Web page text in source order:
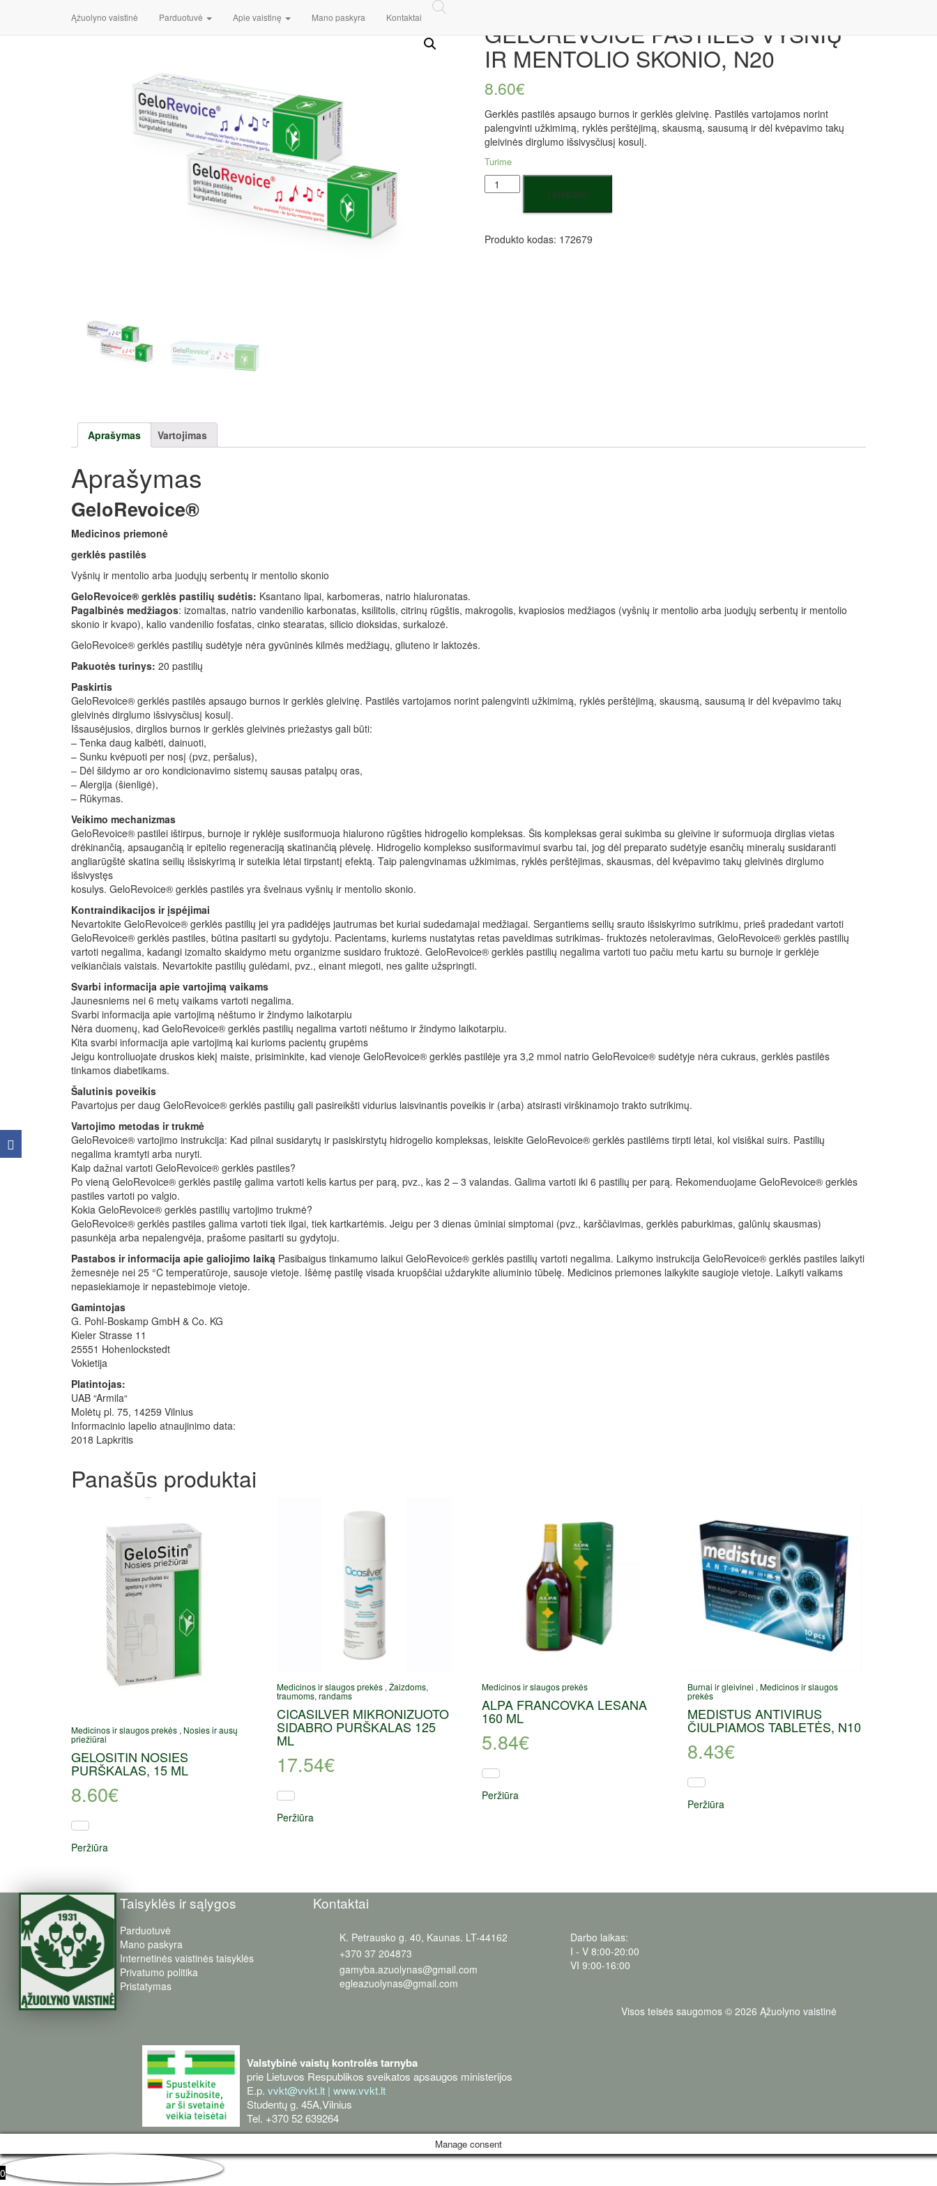
Ąžuolyno vaistinė Parduotuvė Apie vaistinę Mano paskyra Kontaktai
/ GELOREVOICE PASTILĖS VYŠNIŲ IR MENTOLIO SKONIO, N20
GELOREVOICE PASTILĖS VYŠNIŲ
IR MENTOLIO SKONIO, N20
8.60€
Gerklės pastilės apsaugo burnos ir gerklės gleivinę. Pastilės vartojamos norint
palengvinti užkimimą, ryklės perštėjimą, skausmą, sausumą ir dėl kvėpavimo takų
gleivinės dirglumo išsivysčiusį kosulį.
Turime
Į krepšelį
Produkto kodas: 172679
Aprašymas Vartojimas
Aprašymas
GeloRevoice®
Medicinos priemonė
gerklės pastilės
Vyšnių ir mentolio arba juodųjų serbentų ir mentolio skonio
GeloRevoice® gerklės pastilių sudėtis: Ksantano lipai, karbomeras, natrio hialuronatas.
Pagalbinės medžiagos: izomaltas, natrio vandenilio karbonatas, ksilitolis, citrinų rūgštis, makrogolis, kvapiosios medžiagos (vyšnių ir mentolio arba juodųjų serbentų ir mentolio
skonio ir kvapo), kalio vandenilio fosfatas, cinko stearatas, silicio dioksidas, surkalozė.
GeloRevoice® gerklės pastilių sudėtyje nėra gyvūninės kilmės medžiagų, gliuteno ir laktozės.
Pakuotės turinys: 20 pastilių
Paskirtis
GeloRevoice® gerklės pastilės apsaugo burnos ir gerklės gleivinę. Pastilės vartojamos norint palengvinti užkimimą, ryklės perštėjimą, skausmą, sausumą ir dėl kvėpavimo takų
gleivinės dirglumo išsivysčiusį kosulį.
Išsausėjusios, dirglios burnos ir gerklės gleivinės priežastys gali būti:
– Tenka daug kalbėti, dainuoti,
– Sunku kvėpuoti per nosį (pvz, peršalus),
– Dėl šildymo ar oro kondicionavimo sistemų sausas patalpų oras,
– Alergija (šienligė),
– Rūkymas.
Veikimo mechanizmas
GeloRevoice® pastilei ištirpus, burnoje ir ryklėje susiformuoja hialurono rūgšties hidrogelio kompleksas. Šis kompleksas gerai sukimba su gleivine ir suformuoja dirglias vietas
drėkinančią, apsaugančią ir epitelio regeneraciją skatinančią plėvelę. Hidrogelio komplekso susiformavimui svarbu tai, jog dėl preparato sudėtyje esančių mineralų susidaranti
angliarūgštė skatina seilių išsiskyrimą ir suteikia lėtai tirpstantį efektą. Taip palengvinamas užkimimas, ryklės perštėjimas, skausmas, dėl kvėpavimo takų gleivinės dirglumo
išsivystęs
kosulys. GeloRevoice® gerklės pastilės yra švelnaus vyšnių ir mentolio skonio.
Kontraindikacijos ir įspėjimai
Nevartokite GeloRevoice® gerklės pastilių jei yra padidėjęs jautrumas bet kuriai sudedamajai medžiagai. Sergantiems seilių srauto išsiskyrimo sutrikimu, prieš pradedant vartoti
GeloRevoice® gerklės pastiles, būtina pasitarti su gydytoju. Pacientams, kuriems nustatytas retas paveldimas sutrikimas- fruktozės netoleravimas, GeloRevoice® gerklės pastilių
vartoti negalima, kadangi izomalto skaidymo metu organizme susidaro fruktozė. GeloRevoice® gerklės pastilių negalima vartoti tuo pačiu metu kartu su burnoje ir gerklėje
veikiančiais vaistais. Nevartokite pastilių gulėdami, pvz., einant miegoti, nes galite užspringti.
Svarbi informacija apie vartojimą vaikams
Jaunesniems nei 6 metų vaikams vartoti negalima.
Svarbi informacija apie vartojimą nėštumo ir žindymo laikotarpiu
Nėra duomenų, kad GeloRevoice® gerklės pastilių negalima vartoti nėštumo ir žindymo laikotarpiu.
Kita svarbi informacija apie vartojimą kai kurioms pacientų grupėms
Jeigu kontroliuojate druskos kiekį maiste, prisiminkite, kad vienoje GeloRevoice® gerklės pastilėje yra 3,2 mmol natrio GeloRevoice® sudėtyje nėra cukraus, gerklės pastilės
tinkamos diabetikams.
Šalutinis poveikis
Pavartojus per daug GeloRevoice® gerklės pastilių gali pasireikšti vidurius laisvinantis poveikis ir (arba) atsirasti virškinamojo trakto sutrikimų.
Vartojimo metodas ir trukmė
GeloRevoice® vartojimo instrukcija: Kad pilnai susidarytų ir pasiskirstytų hidrogelio kompleksas, leiskite GeloRevoice® gerklės pastilėms tirpti lėtai, kol visiškai suirs. Pastilių
negalima kramtyti arba nuryti.
Kaip dažnai vartoti GeloRevoice® gerklės pastiles?
Po vieną GeloRevoice® gerklės pastilę galima vartoti kelis kartus per parą, pvz., kas 2 – 3 valandas. Galima vartoti iki 6 pastilių per parą. Rekomenduojame GeloRevoice® gerklės
pastiles vartoti po valgio.
Kokia GeloRevoice® gerklės pastilių vartojimo trukmė?
GeloRevoice® gerklės pastiles galima vartoti tiek ilgai, tiek kartkartėmis. Jeigu per 3 dienas ūminiai simptomai (pvz., karščiavimas, gerklės paburkimas, galūnių skausmas)
pasunkėja arba nepalengvėja, prašome pasitarti su gydytoju.
Pastabos ir informacija apie galiojimo laiką Pasibaigus tinkamumo laikui GeloRevoice® gerklės pastilių vartoti negalima. Laikymo instrukcija GeloRevoice® gerklės pastiles laikyti
žemesnėje nei 25 °C temperatūroje, sausoje vietoje. Išėmę pastilę visada kruopščiai uždarykite aliuminio tūbelę. Medicinos priemones laikykite saugioje vietoje. Laikyti vaikams
nepasiekiamoje ir nepastebimoje vietoje.
Gamintojas
G. Pohl-Boskamp GmbH & Co. KG
Kieler Strasse 11
25551 Hohenlockstedt
Vokietija
Platintojas:
UAB “Armila“
Molėtų pl. 75, 14259 Vilnius
Informacinio lapelio atnaujinimo data:
2018 Lapkritis
Panašūs produktai
Medicinos ir slaugos prekės , Nosies ir ausų
priežiūrai
GELOSITIN NOSIES
PURŠKALAS, 15 ML
8.60€
Peržiūra
Medicinos ir slaugos prekės, Žaizdoms,
traumoms, randams
CICASILVER MIKRONIZUOTO
SIDABRO PURŠKALAS 125
ML
17.54€
Peržiūra
Medicinos ir slaugos prekės
ALPA FRANCOVKA LESANA
160 ML
5.84€
Peržiūra
Burnai ir gleivinei ,Medicinos ir slaugos
prekės
MEDISTUS ANTIVIRUS
ČIULPIAMOS TABLETĖS, N10
8.43€
Peržiūra
Taisyklės ir sąlygos
Parduotuvė
Mano paskyra
Internetinės vaistinės taisyklės
Privatumo politika
Pristatymas
Kontaktai
K. Petrausko g. 40, Kaunas. LT-44162
+370 37 204873
gamyba.azuolynas@gmail.com
egleazuolynas@gmail.com
Darbo laikas:
I - V 8:00-20:00
VI 9:00-16:00
Visos teisės saugomos © 2026 Ąžuolyno vaistinė
Valstybinė vaistų kontrolės tarnyba
prie Lietuvos Respublikos sveikatos apsaugos ministerijos
E.p. vvkt@vvkt.lt |www.vvkt.lt
Studentų g. 45A,Vilnius
Tel. +370 52 639264
Manage consent
0